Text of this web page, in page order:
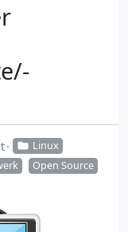
Linux
Open Source